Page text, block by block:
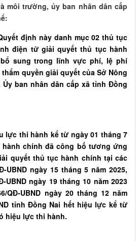
môi trường, ủy ban nhân dân cấp
định này danh mục 02 thủ tục
điện tử giải quyết thủ tục hành
sung trong lĩnh vực phí, lệ phí
quyền giải quyết của Sở Nông
ban nhân dân cấp xã tỉnh Đồng
lực thi hành kể từ ngày 01 tháng 7
hành chính đã công bố tương ứng
quyết thủ tục hành chính tại các
UBND ngày 15 tháng 5 năm 2025,
UBND ngày 19 tháng 10 năm 2023
QĐ-UBND ngày 20 tháng 12 năm
tỉnh Đồng Nai hết hiệu lực kể từ
hiệu lực thi hành.